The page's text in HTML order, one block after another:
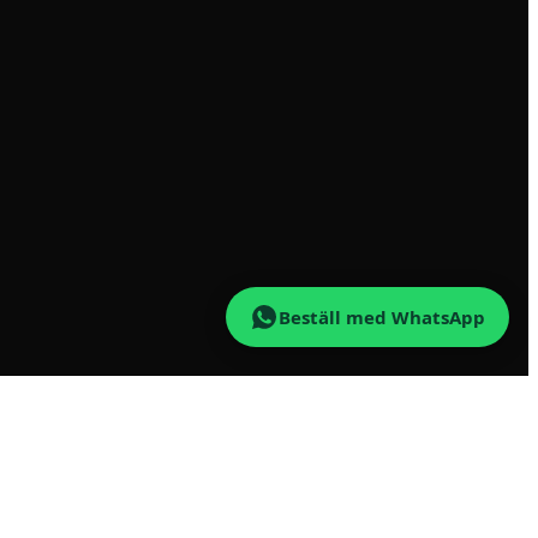
Beställ med WhatsApp